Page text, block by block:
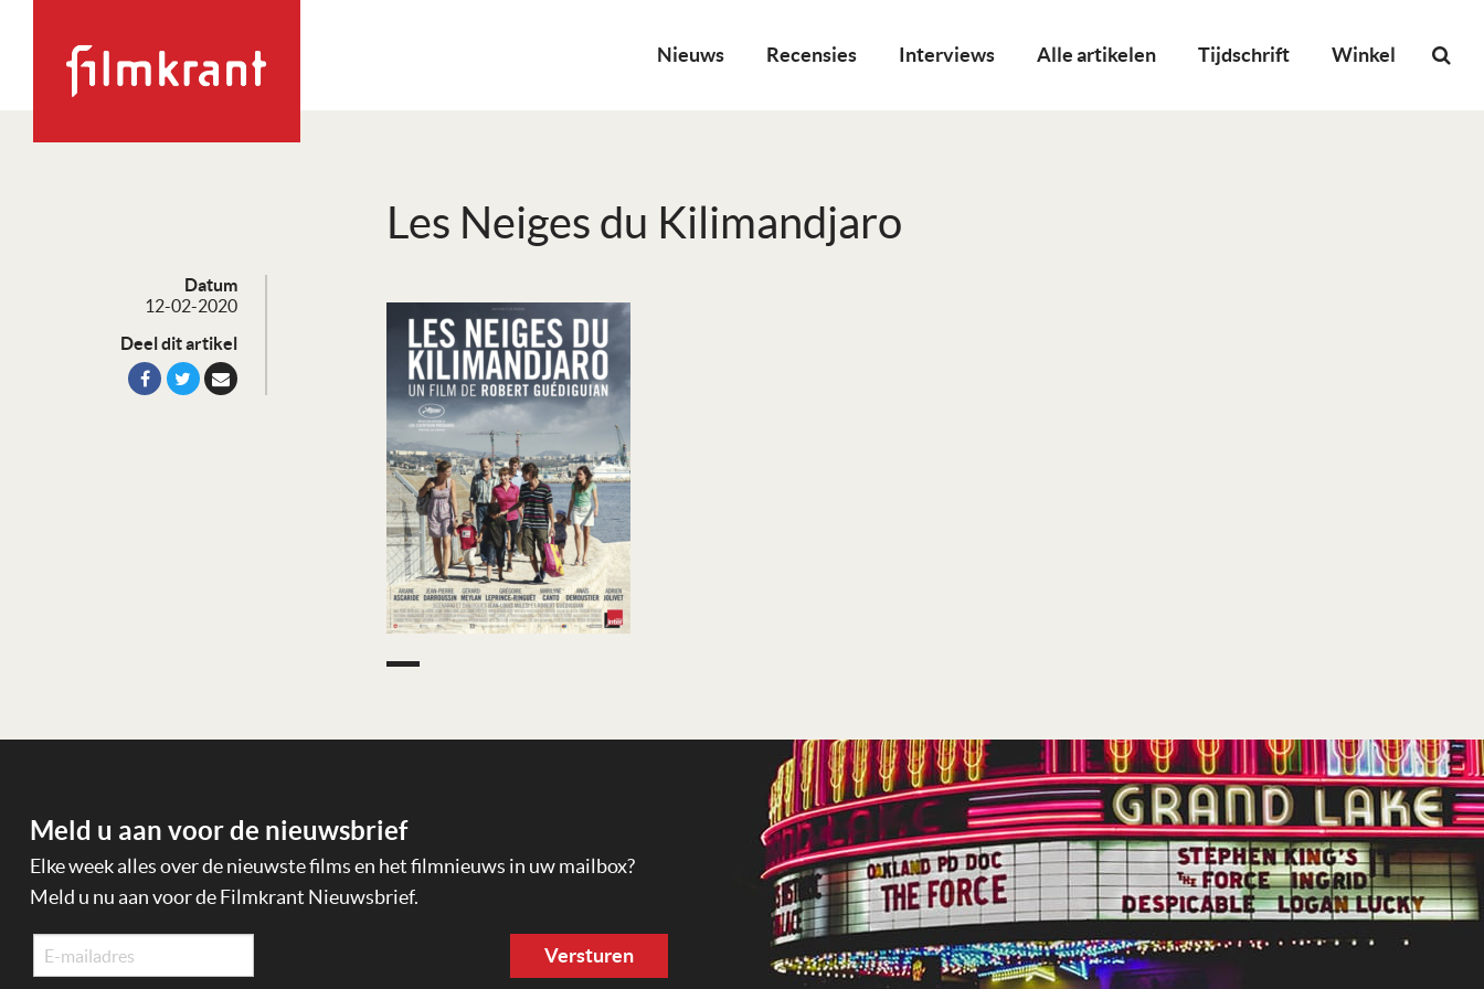
Nieuws Recensies Interviews Alle artikelen Tijdschrift Winkel
Les Neiges du Kilimandjaro
Datum
12-02-2020
Deel dit artikel
Meld u aan voor de nieuwsbrief
Elke week alles over de nieuwste films en het filmnieuws in uw mailbox?
Meld u nu aan voor de Filmkrant Nieuwsbrief.